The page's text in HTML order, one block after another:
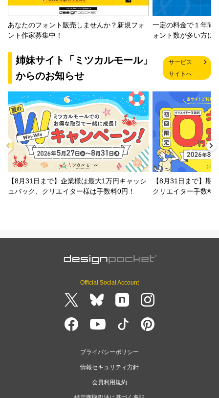
あなたのフォント販売しませんか？新規フォ
ント作家募集中！
一定の料金で１年間
ォント数が多い方に
姉妹サイト「ミツカルモール」
からのお知らせ
サービス
サイトへ
【8月31日まで】企業様は最大1万円キャッシ
ュバック、クリエイター様は手数料0円！
【8月31日まで】期
クリエイター手数料
Official Social Account
プライバシーポリシー
情報セキュリティ方針
会員利用規約